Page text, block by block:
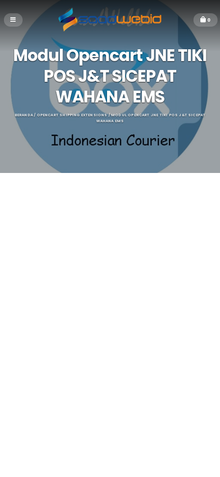
0
Modul Opencart JNE TIKI
POS J&T SICEPAT
WAHANA EMS
BERANDA/ OPENCART SHIPPING EXTENSIONS/ MODUL OPENCART JNE TIKI POS J&T SICEPAT
WAHANA EMS